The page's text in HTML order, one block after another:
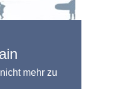
mehr zu